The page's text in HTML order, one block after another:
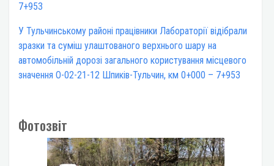
7+953
У Тульчинському районі працівники Лабораторії відібрали
зразки та суміш улаштованого верхнього шару на
автомобільній дорозі загального користування місцевого
значення О-02-21-12 Шпиків-Тульчин, км 0+000 – 7+953
Фотозвіт